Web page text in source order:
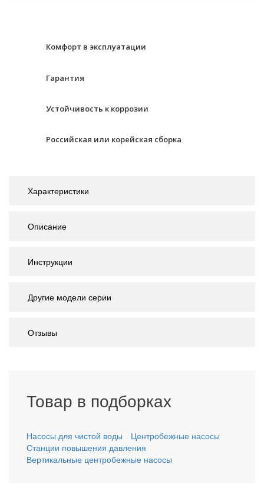
Комфорт в эксплуатации
Гарантия
Устойчивость к коррозии
Российская или корейская сборка
Характеристики
Описание
Инструкции
Другие модели серии
Отзывы
Товар в подборках
Насосы для чистой воды
Центробежные насосы
Станции повышения давления
Вертикальные центробежные насосы